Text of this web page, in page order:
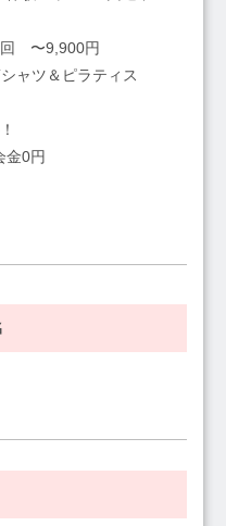
回 〜9,900円
ャツ＆ピラティス
金0円